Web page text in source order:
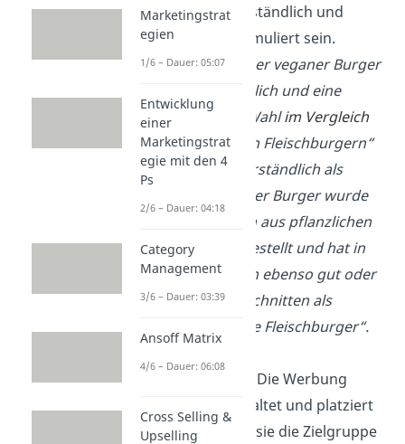
soll leicht verständlich und
eindeutig formuliert sein.
Beispiel: „Unser veganer Burger
ist rein pflanzlich und eine
genussvolle Wahlim Vergleich
zu klassischen Fleischburgern“
ist leichter verständlich als
„Unser veganer Burger wurde
ausschließlich aus pflanzlichen
Zutaten hergestellt und hat in
Verkostungen ebenso gut oder
besser abgeschnitten als
herkömmliche Fleischburger“.
Die Werbung
muss so gestaltet und platziert
werden, dass sie die Zielgruppe
Marketingstrat
egien
1/6 – Dauer: 05:07
Entwicklung
einer
Marketingstrat
egie mit den 4
Ps
2/6 – Dauer: 04:18
Category
Management
3/6 – Dauer: 03:39
Ansoff Matrix
4/6 – Dauer: 06:08
Cross Selling &
Upselling